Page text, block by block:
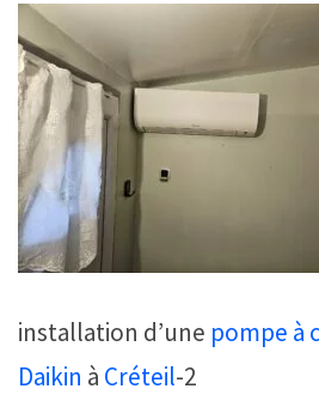
installation d’une pompe à
Daikin à Créteil-2